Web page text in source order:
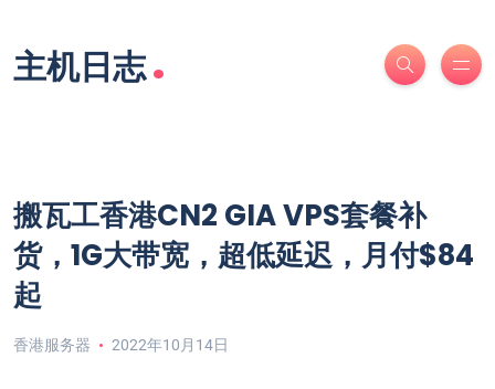
主机日志.
搬瓦工香港CN2 GIA VPS套餐补
货，1G大带宽，超低延迟，月付$84
起
香港服务器 2022年10月14日